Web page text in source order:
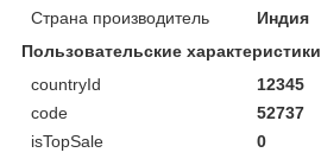
Страна производитель
Индия
Пользовательские характеристики
countryId
12345
code
52737
isTopSale
0